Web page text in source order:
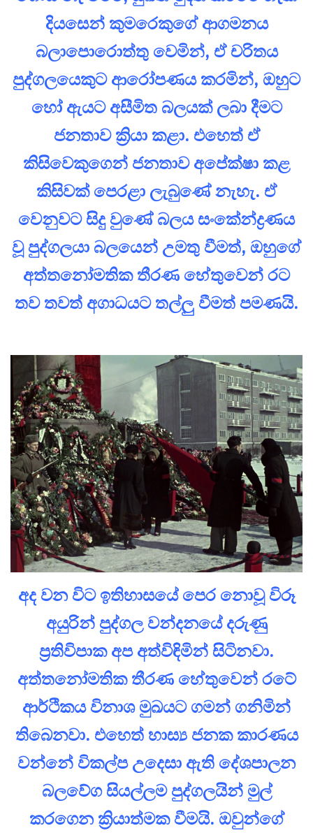
දියසෙන් කුමරෙකුගේ ආගමනය
බලාපොරොත්තු වෙමින්, ඒ චරිතය
පුද්ගලයෙකුට ආරෝපණය කරමින්, ඔහුට
හෝ ඇයට අසීමිත බලයක් ලබා දීමට
ජනතාව ක්‍රියා කළා. එහෙත් ඒ
කිසිවෙකුගෙන් ජනතාව අපේක්ෂා කළ
කිසිවක් පෙරළා ලැබුණේ නැහැ. ඒ
වෙනුවට සිදු වුණේ බලය සංකේන්ද්‍රණය
වූ පුද්ගලයා බලයෙන් උමතු වීමත්, ඔහුගේ
අත්තනෝමතික තීරණ හේතුවෙන් රට
තව තවත් අගාධයට තල්ලු වීමත් පමණයි.
අද වන විට ඉතිහාසයේ පෙර නොවූ විරූ
අයුරින් පුද්ගල වන්දනයේ දරුණු
ප්‍රතිවිපාක අප අත්විඳිමින් සිටිනවා.
අත්තනෝමතික තීරණ හේතුවෙන් රටේ
ආර්ථිකය විනාශ මුඛයට ගමන් ගනිමින්
තිබෙනවා. එහෙත් හාස්‍ය ජනක කාරණය
වන්නේ විකල්ප උදෙසා ඇති දේශපාලන
බලවේග සියල්ලම පුද්ගලයින් මුල්
කරගෙන ක්‍රියාත්මක වීමයි. ඔවුන්ගේ